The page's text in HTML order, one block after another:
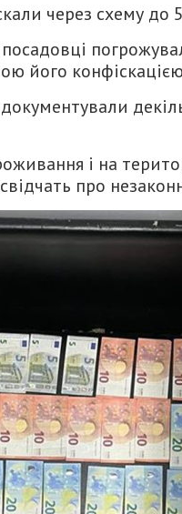
через схему до
посадовці
його
і на
про